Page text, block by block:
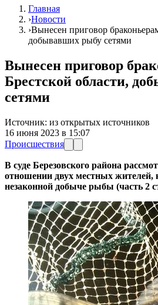
Главная
›Новости
›Вынесен приговор
добывавших рыбу сетями
Вынесен приговор
Брестской области,
сетями
Источник: из открытых источников
16 июня 2023 в 15:07
Происшествия
В суде Березовского района
отношении двух местных жителей,
незаконной добыче рыбы (часть 2